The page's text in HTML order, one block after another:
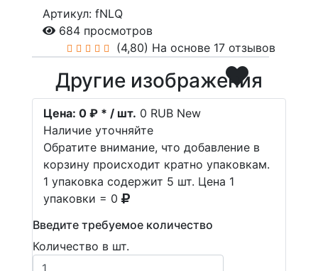
Артикул: fNLQ
684 просмотров
(4,80) На основе 17 отзывов
Другие изображения
Цена: 0 ₽ * / шт. 0 RUB New
Наличие уточняйте
Обратите внимание, что добавление в
корзину происходит кратно упаковкам.
1 упаковка содержит 5 шт. Цена 1
упаковки = 0
Введите требуемое количество
Количество в шт.